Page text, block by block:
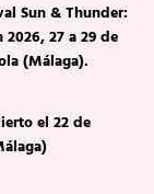
Sun & Thunder:
27 a 29 de
(Málaga).
el 22 de